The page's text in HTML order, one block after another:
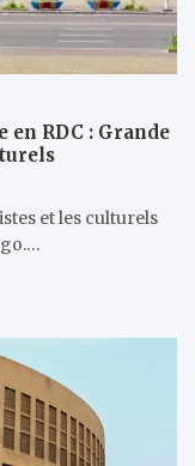
RDC : Grande
et les culturels